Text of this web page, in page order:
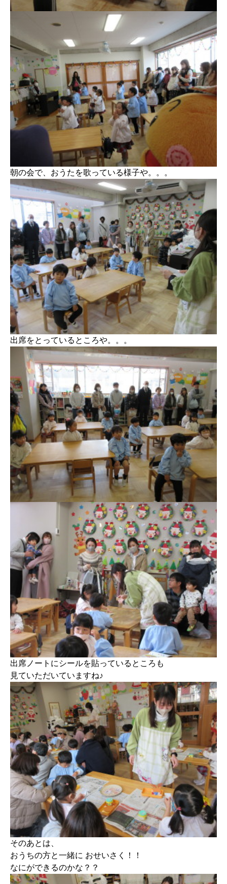
朝の会で、おうたを歌っている様子や。。。
出席をとっているところや。。。
出席ノートにシールを貼っているところも
見ていただいていますね♪
そのあとは、
おうちの方と一緒に おせいさく！！
なにができるのかな？？